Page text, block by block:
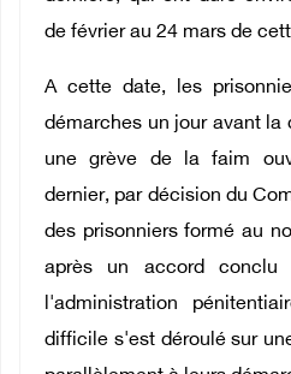
de février au 24 mars de
A cette date, les
démarches un jour avant la
une grève de la faim
dernier, par décision du
des prisonniers formé au
après un accord
l'administration
difficile s'est déroulé sur